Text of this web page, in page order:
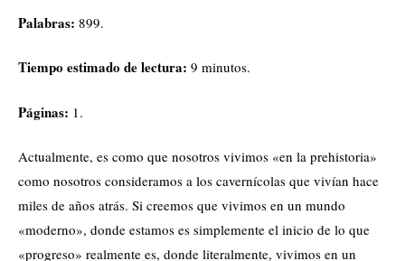
Palabras: 899.
Tiempo estimado de lectura: 9 minutos.
Páginas: 1.
Actualmente, es como que nosotros vivimos «en la prehistoria»
como nosotros consideramos a los cavernícolas que vivían hace
miles de años atrás. Si creemos que vivimos en un mundo
«moderno», donde estamos es simplemente el inicio de lo que
«progreso» realmente es, donde literalmente, vivimos en un